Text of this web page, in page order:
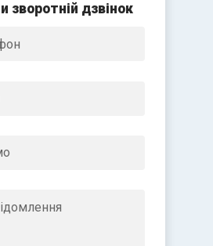
зворотній дзвінок